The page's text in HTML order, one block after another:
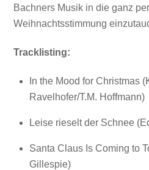
Bachners Musik in die ganz
Weihnachtsstimmung
Tracklisting:
In the Mood for Christmas
Ravelhofer/T.M. Hoffmann)
Leise rieselt der Schnee
Santa Claus Is Coming to
Gillespie)